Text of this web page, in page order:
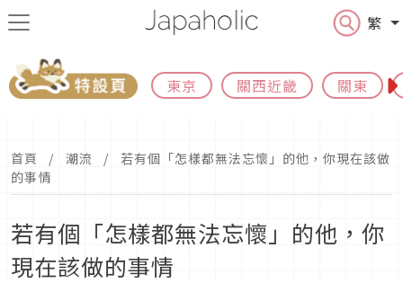
繁
東京 關西近畿 關東
首頁 潮流
若有個「怎樣都無法忘懷」的他，你現在該做
的事情
若有個「怎樣都無法忘懷」的他，你
現在該做的事情